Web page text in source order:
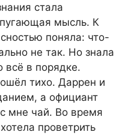
стала
мысль. К
поняла: что-
не так. Но знала
всё в порядке.
тихо. Даррен и
а официант
мне чай. Во время
проветрить